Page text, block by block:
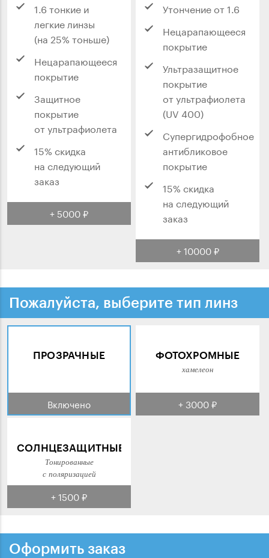
1.6 тонкие и
легкие линзы
(на 25% тоньше)
Нецарапающееся
покрытие
Защитное
покрытие
от ультрафиолета
15% скидка
на следующий
заказ
+ 5000 ₽
Утончение от 1.6
Нецарапающееся
покрытие
Ультразащитное
покрытие
от ультрафиолета
(UV 400)
Супергидрофобное
антибликовое
покрытие
15% скидка
на следующий
заказ
+ 10000 ₽
Пожалуйста, выберите тип линз
ПРОЗРАЧНЫЕ
Включено
ФОТОХРОМНЫЕ
хамелеон
+ 3000 ₽
СОЛНЦЕЗАЩИТНЫЕ
Тонированные
с поляризацией
+ 1500 ₽
Оформить заказ